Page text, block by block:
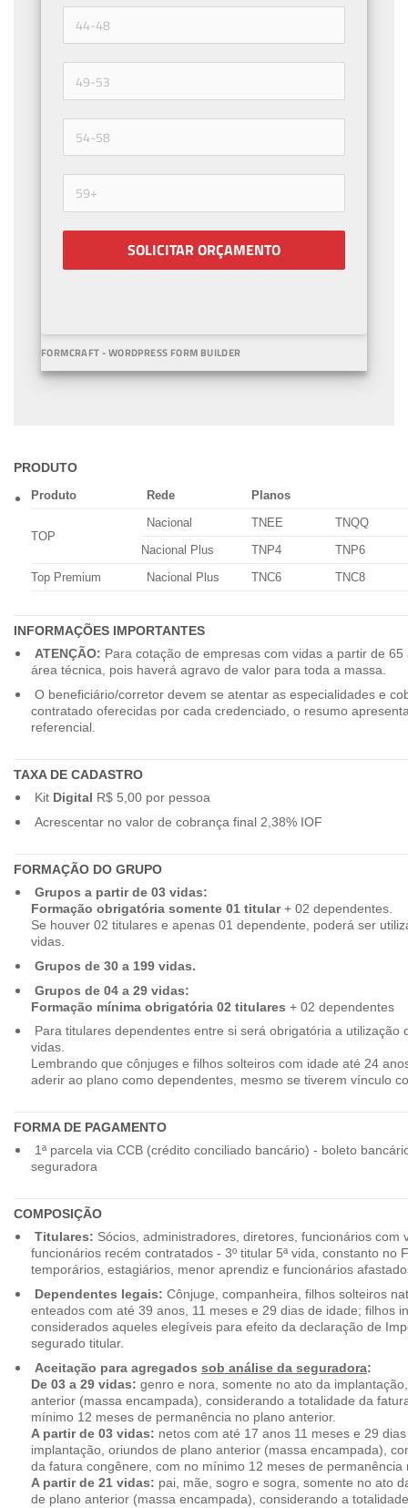
SOLICITAR ORÇAMENTO
FORMCRAFT - WORDPRESS FORM BUILDER
PRODUTO
Produto Rede Planos
TOP
Nacional TNEE
TNQQ
Nacional Plus
TNP4
TNP6
Top Premium
Nacional Plus TNC6 TNC8
INFORMAÇÕES IMPORTANTES
ATENÇÃO: Para cotação de empresas com vidas a partir de
área técnica, pois haverá agravo de valor para toda a massa.
O beneficiário/corretor devem se atentar as especialidades e
contratado oferecidas por cada credenciado, o resumo
referencial.
TAXA DE CADASTRO
Kit Digital R$ 5,00 por pessoa
Acrescentar no valor de cobrança final 2,38% IOF
FORMAÇÃO DO GRUPO
Grupos a partir de 03 vidas:
Formação obrigatória somente 01 titular+ 02 dependentes.
Se houver 02 titulares e apenas 01 dependente, poderá ser
vidas.
Grupos de 30 a 199 vidas.
Grupos de 04 a 29 vidas:
Formação mínima obrigatória 02 titulares + 02 dependentes
Para titulares dependentes entre si será obrigatória a utilização
vidas.
Lembrando que cônjuges e filhos solteiros com idade até 24
aderir ao plano como dependentes, mesmo se tiverem vínculo
FORMA DE PAGAMENTO
1ª parcela via CCB (crédito conciliado bancário) - boleto
seguradora
COMPOSIÇÃO
Titulares: Sócios, administradores, diretores, funcionários com
funcionários recém contratados - 3º titular 5ª vida, constanto no
temporários, estagiários, menor aprendiz e funcionários
Dependentes legais: Cônjuge, companheira, filhos solteiros
enteados com até 39 anos, 11 meses e 29 dias de idade; filhos
considerados aqueles elegíveis para efeito da declaração de
segurado titular.
Aceitação para agregados sob análise da seguradora:
De 03 a 29 vidas: genro e nora, somente no ato da
anterior (massa encampada), considerando a totalidade da
mínimo 12 meses de permanência no plano anterior.
A partir de 03 vidas: netos com até 17 anos 11 meses e 29
implantação, oriundos de plano anterior (massa encampada),
da fatura congênere, com no mínimo 12 meses de permanência
A partir de 21 vidas: pai, mãe, sogro e sogra, somente no ato
de plano anterior (massa encampada), considerando a